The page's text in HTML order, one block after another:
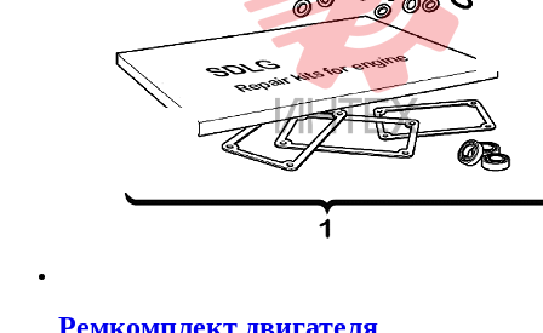
Ремкомплект двигателя